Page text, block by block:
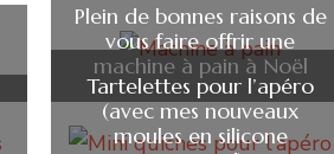
Plein de bonnes raisons de
vous faire offrir une
machine à pain à Noël
Tartelettes pour l’apéro
(avec mes nouveaux
moules en silicone